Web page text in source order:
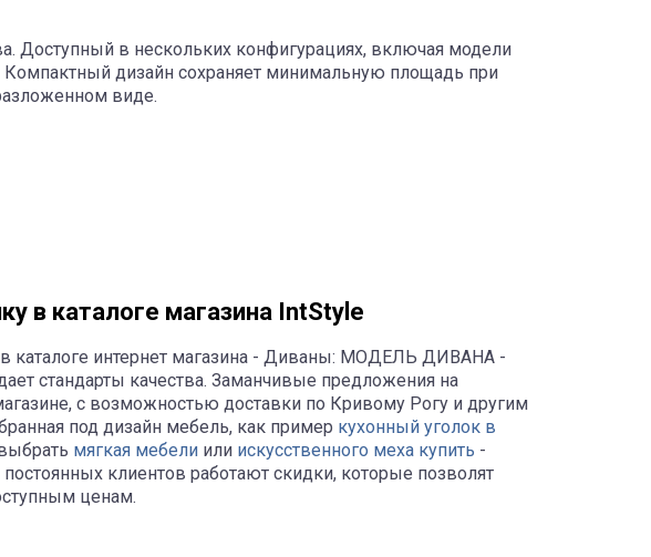
Доступный в нескольких конфигурациях, включая модели
Компактный дизайн сохраняет минимальную площадь при
виде.
в каталоге магазина IntStyle
каталоге интернет магазина - Диваны: МОДЕЛЬ ДИВАНА -
стандарты качества. Заманчивые предложения на
с возможностью доставки по Кривому Рогу и другим
под дизайн мебель, как пример кухонный уголок в
мягкая мебели или искусственного меха купить -
клиентов работают скидки, которые позволят
ценам.